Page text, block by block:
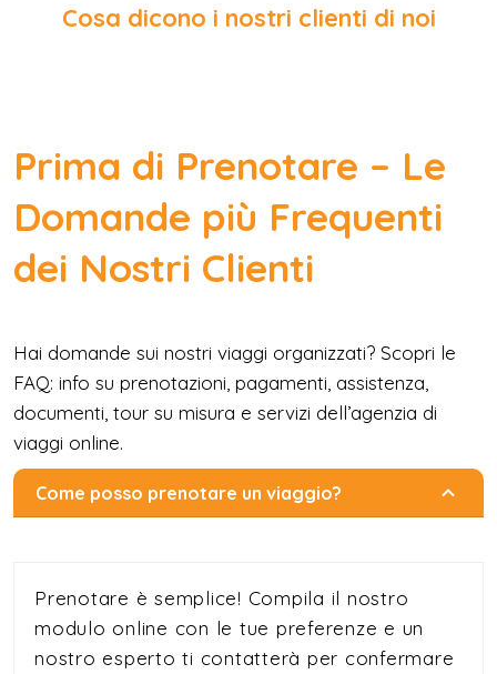
Cosa dicono i nostri clienti di noi
Prima di Prenotare – Le
Domande più Frequenti
dei Nostri Clienti
Hai domande sui nostri viaggi organizzati? Scopri le
FAQ: info su prenotazioni, pagamenti, assistenza,
documenti, tour su misura e servizi dell’agenzia di
viaggi online.
Come posso prenotare un viaggio?
Prenotare è semplice! Compila il nostro
modulo online con le tue preferenze e un
nostro esperto ti contatterà per confermare